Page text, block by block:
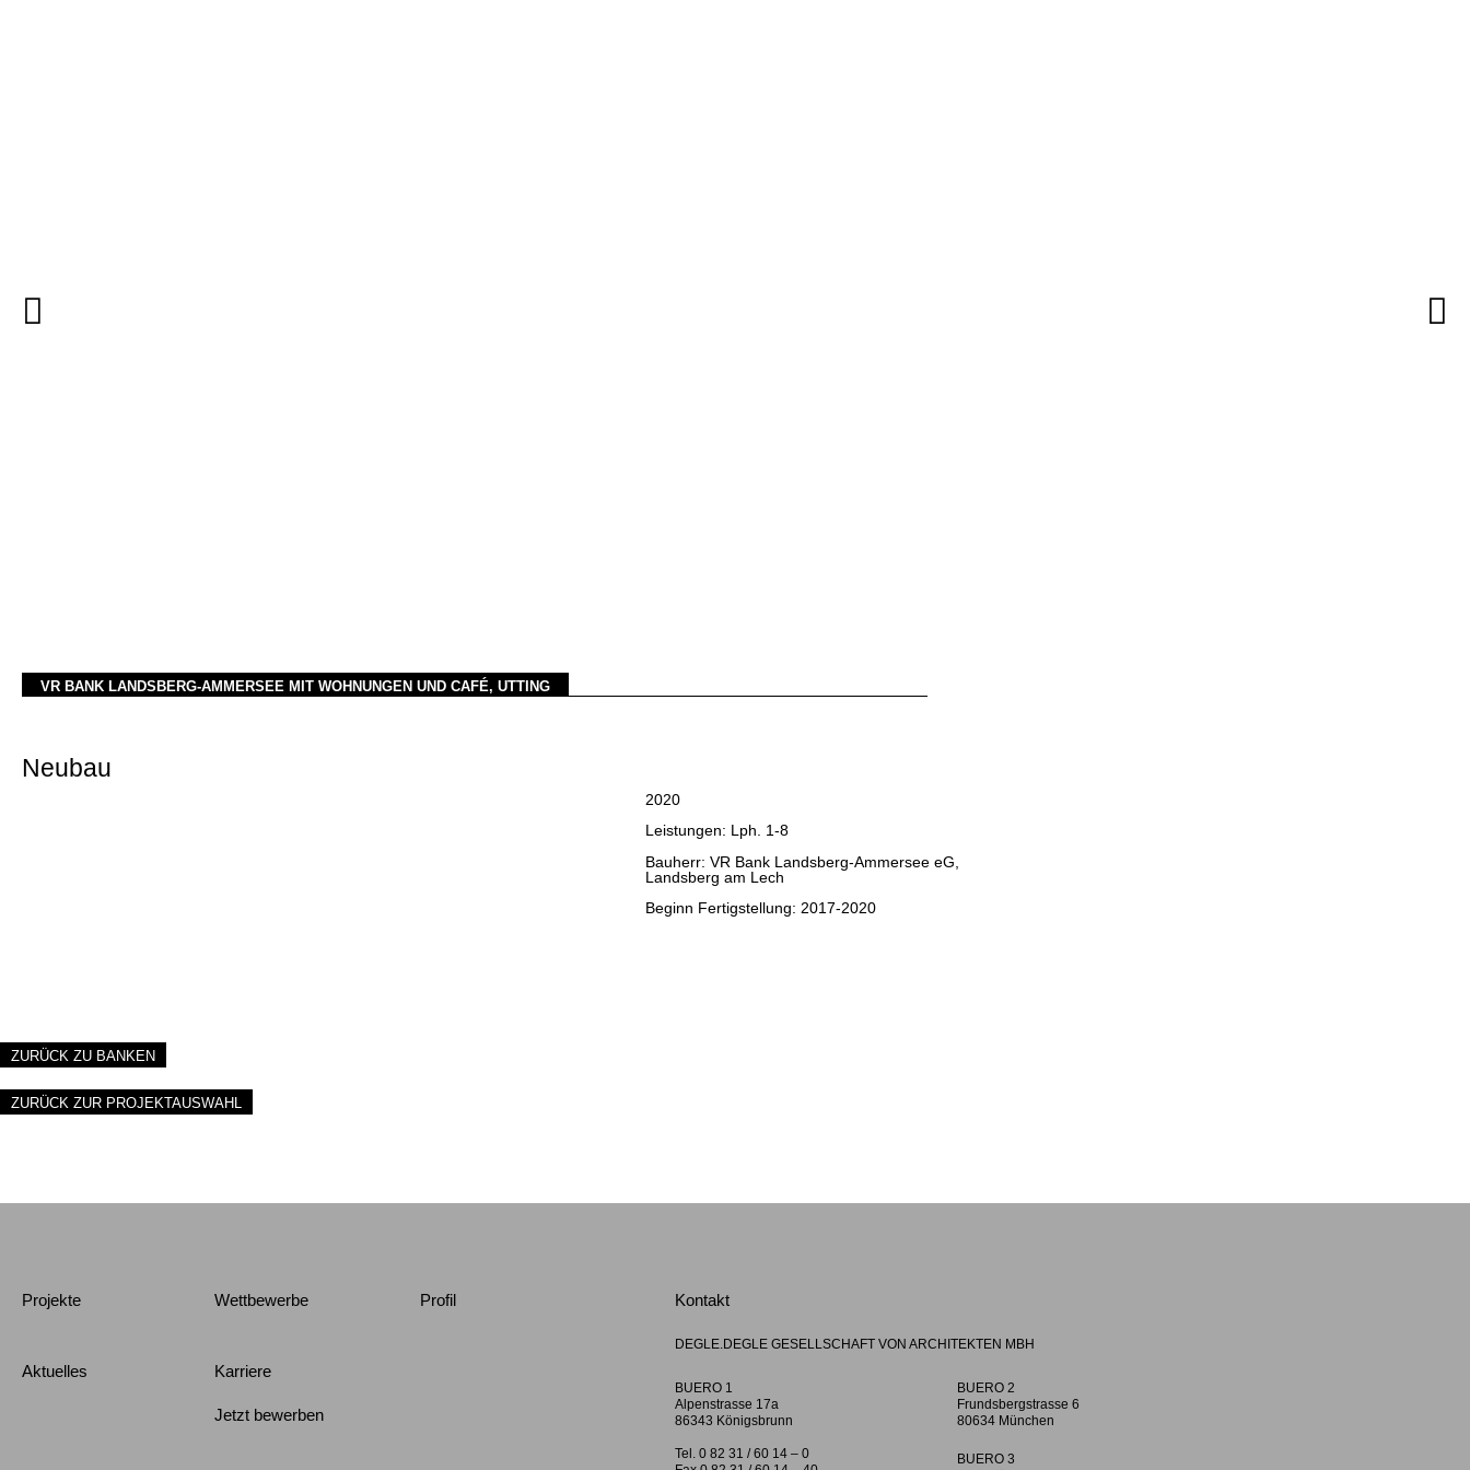
VR BANK LANDSBERG-AMMERSEE MIT WOHNUNGEN UND CAFÉ, UTTING
Neubau
2020
Leistungen: Lph. 1-8
Bauherr: VR Bank Landsberg-Ammersee eG,
Landsberg am Lech
Beginn Fertigstellung: 2017-2020
ZURÜCK ZU BANKEN
ZURÜCK ZUR PROJEKTAUSWAHL
Projekte
Aktuelles
Wettbewerbe
Karriere
Jetzt bewerben
Profil Kontakt
DEGLE.DEGLE GESELLSCHAFT VON ARCHITEKTEN MBH
BUERO 1
Alpenstrasse 17a
86343 Königsbrunn
Tel. 0 82 31 / 60 14 – 0
BUERO 2
Frundsbergstrasse 6
80634 München
BUERO 3